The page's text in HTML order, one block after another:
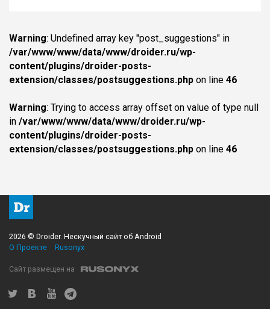
Warning: Undefined array key "post_suggestions" in
/var/www/www/data/www/droider.ru/wp-
content/plugins/droider-posts-
extension/classes/postsuggestions.php on line 46
Warning: Trying to access array offset on value of type null
in /var/www/www/data/www/droider.ru/wp-
content/plugins/droider-posts-
extension/classes/postsuggestions.php on line 46
2026 © Droider. Нескучный сайт об Android
О Проекте
Rusonyx
Сайт размещен на